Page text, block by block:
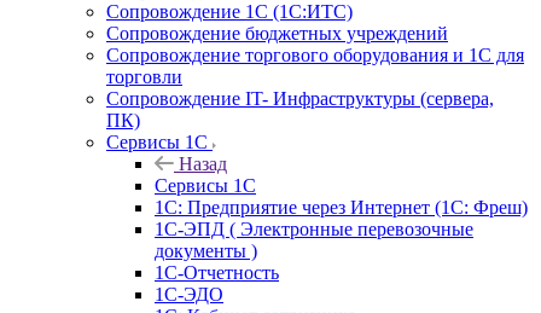
Сопровождение 1С (1С:ИТС)
Сопровождение бюджетных учреждений
Сопровождение торгового оборудования и 1С для
торговли
Сопровождение IT- Инфраструктуры (сервера,
ПК)
Сервисы 1С
Назад
Сервисы 1С
1С: Предприятие через Интернет (1С: Фреш)
1С-ЭПД ( Электронные перевозочные
документы )
1С-Отчетность
1С-ЭДО